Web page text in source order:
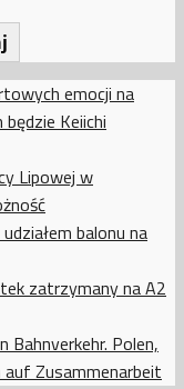
emocji na
Keiichi
Lipowej w
balonu na
zatrzymany na A2
Bahnverkehr. Polen,
auf Zusammenarbeit